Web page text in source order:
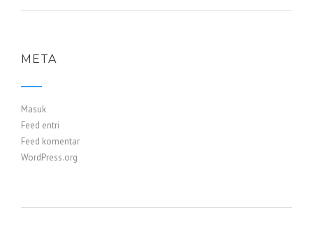
META
Masuk
Feed entri
Feed komentar
WordPress.org